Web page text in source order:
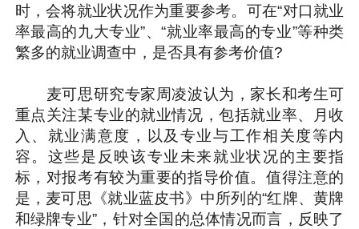
时，会将就业状况作为重要参考。可在“对口就业
率最高的九大专业”、“就业率最高的专业”等种类
繁多的就业调查中，是否具有参考价值?
麦可思研究专家周凌波认为，家长和考生可
重点关注某专业的就业情况，包括就业率、月收
入、就业满意度，以及专业与工作相关度等内
容。这些是反映该专业未来就业状况的主要指
标，对报考有较为重要的指导价值。值得注意的
是，麦可思《就业蓝皮书》中所列的“红牌、黄牌
和绿牌专业”，针对全国的总体情况而言，反映了